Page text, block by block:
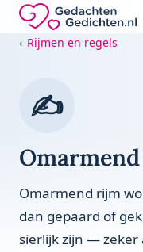
Direct naar de inhoud
Gedachten-
Rijmen en regels
✍️
Omarmend rijm
dan gepaard of
sierlijk zijn — zeker